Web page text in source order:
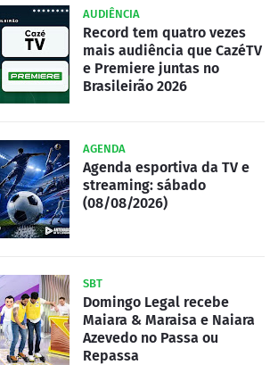
AUDIÊNCIA
Record tem quatro vezes
mais audiência que CazéTV
e Premiere juntas no
Brasileirão 2026
AGENDA
Agenda esportiva da TV e
streaming: sábado
(08/08/2026)
SBT
Domingo Legal recebe
Maiara & Maraisa e Naiara
Azevedo no Passa ou
Repassa